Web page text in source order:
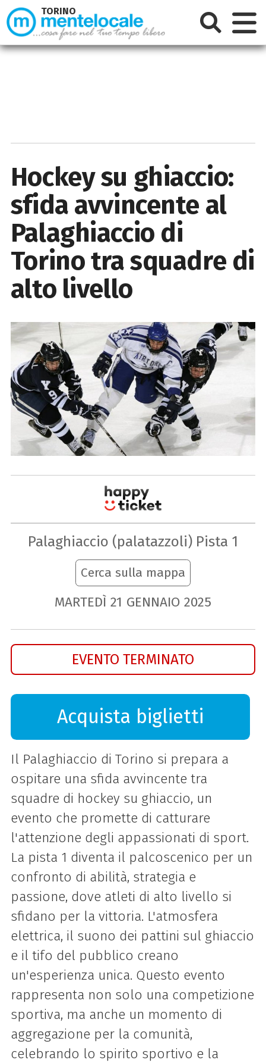
Hockey su ghiaccio:
sfida avvincente al
Palaghiaccio di
Torino tra squadre di
alto livello
Palaghiaccio (palatazzoli) Pista 1
Cerca sulla mappa
MARTEDÌ 21 GENNAIO 2025
EVENTO TERMINATO
Acquista biglietti
Il Palaghiaccio di Torino si prepara a
ospitare una sfida avvincente tra
squadre di hockey su ghiaccio, un
evento che promette di catturare
l'attenzione degli appassionati di sport.
La pista 1 diventa il palcoscenico per un
confronto di abilità, strategia e
passione, dove atleti di alto livello si
sfidano per la vittoria. L'atmosfera
elettrica, il suono dei pattini sul ghiaccio
e il tifo del pubblico creano
un'esperienza unica. Questo evento
rappresenta non solo una competizione
sportiva, ma anche un momento di
aggregazione per la comunità,
celebrando lo spirito sportivo e la
TORINO